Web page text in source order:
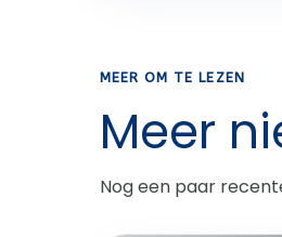
MEER OM TE LEZEN
Meer
Nog een paar